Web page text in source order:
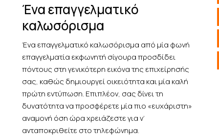
Ένα επαγγελματικό
καλωσόρισμα
Ένα επαγγελματικό καλωσόρισμα από μία φωνή
επαγγελματία εκφωνητή σίγουρα προσδίδει
πόντους στη γενικότερη εικόνα της επιχείρησής
σας, καθώς δημιουργεί οικειότητα και μία καλή
πρώτη εντύπωση. Επιπλέον, σας δίνει τη
δυνατότητα να προσφέρετε μία πιο «ευχάριστη»
αναμονή όση ώρα χρειάζεστε για ν’
ανταποκριθείτε στο τηλεφώνημα.